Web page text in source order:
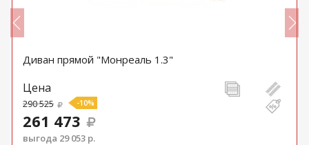
Диван прямой "Монреаль 1.3"
Цена
290 525 -10%
261 473
выгода 29 053 р.